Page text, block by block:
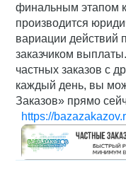
финальным этапом
производится
вариации действий
заказчиком
частных заказов с
каждый день, вы
Заказов» прямо
https://